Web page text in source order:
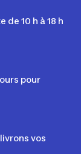
de 10 h à 18 h
pour
vos